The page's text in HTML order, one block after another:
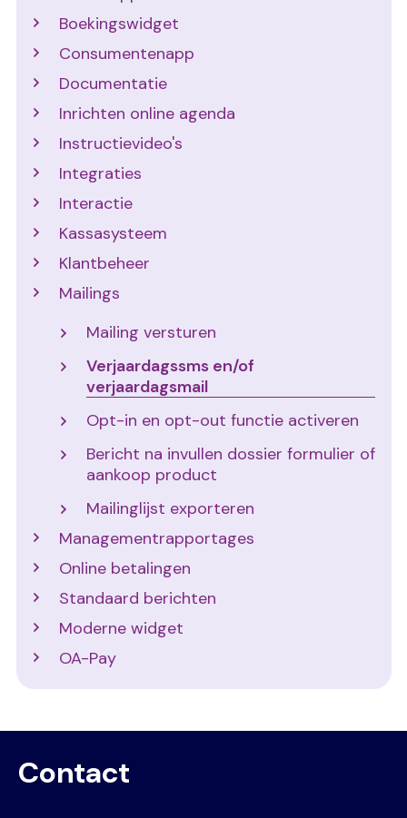
Boekingswidget
Consumentenapp
Documentatie
Inrichten online agenda
Instructievideo's
Integraties
Interactie
Kassasysteem
Klantbeheer
Mailings
Mailing versturen
Verjaardagssms en/of
verjaardagsmail
Opt-in en opt-out functie activeren
Bericht na invullen dossier formulier of
aankoop product
Mailinglijst exporteren
Managementrapportages
Online betalingen
Standaard berichten
Moderne widget
OA-Pay
Contact